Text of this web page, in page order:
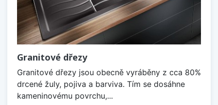
Granitové dřezy
Granitové dřezy jsou obecně vyráběny z cca 80%
drcené žuly, pojiva a barviva. Tím se dosáhne
kameninovému povrchu,...